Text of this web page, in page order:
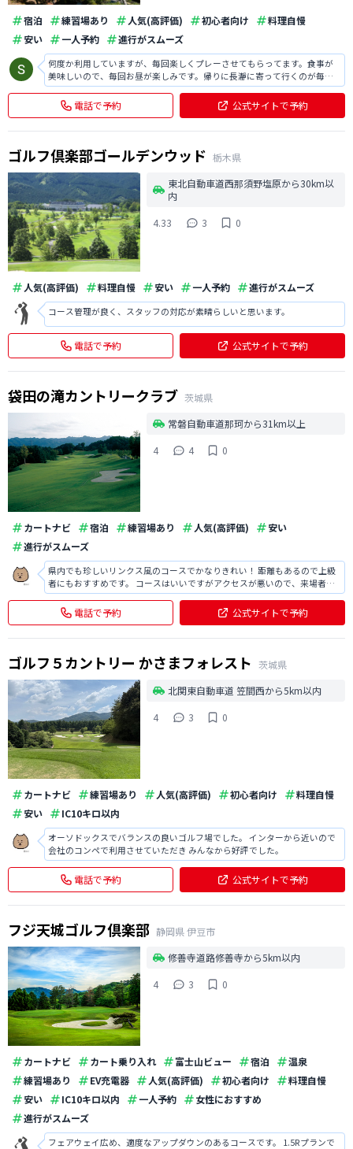
宿泊 練習場あり 人気(高評価) 初心者向け
料理自慢
安い
一人予約 進行がスムーズ
何度か利用していますが、毎回楽しくプレーさせてもらってます。食事が
美味しいので、毎回お昼が楽しみです。帰りに長瀞に寄って行くのが毎回
の定番です。また遊びに行きたいと思います。
電話で予約 公式サイトで予約
ゴルフ倶楽部ゴールデンウッド 栃木県
東北自動車道西那須野塩原から30km以
内
4.33
3 0
人気(高評価) 料理自慢 安い 一人予約 進行がスムーズ
コース管理が良く、スタッフの対応が素晴らしいと思います。
電話で予約 公式サイトで予約
袋田の滝カントリークラブ 茨城県
常磐自動車道那珂から31km以上
4
4 0
カートナビ 宿泊 練習場あり 人気(高評価)
安い
進行がスムーズ
県内でも珍しいリンクス風のコースでかなりきれい！ 距離もあるので上級
者にもおすすめです。 コースはいいですがアクセスが悪いので、来場者は
あまりいない様子。 クラブハウス内もなんだか寂しいですね・・・。
電話で予約 公式サイトで予約
ゴルフ５カントリー かさまフォレスト
茨城県
北関東自動車道 笠間西から5km以内
4
3 0
カートナビ 練習場あり 人気(高評価) 初心者向け
料理自慢
安い
IC10キロ以内
オーソドックスでバランスの良いゴルフ場でした。 インターから近いので
会社のコンペで利用させていただき みんなから好評でした。
電話で予約 公式サイトで予約
フジ天城ゴルフ倶楽部 静岡県伊豆市
修善寺道路修善寺から5km以内
4
3 0
カートナビ カート乗り入れ 富士山ビュー 宿泊
温泉
練習場あり
EV充電器 人気(高評価) 初心者向け
料理自慢
安い
IC10キロ以内 一人予約
女性におすすめ
進行がスムーズ
フェアウェイ広め、適度なアップダウンのあるコースです。 1.5Rプランで